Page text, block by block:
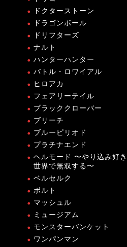
ドクターストーン
ドラゴンボール
ドリフターズ
ナルト
ハンターハンター
バトル・ロワイアル
ヒロアカ
フェアリーテイル
ブラッククローバー
ブリーチ
ブルーピリオド
プラチナエンド
ヘルモード 〜やり込み好
世界で無双する〜
ベルセルク
ボルト
マッシュル
ミュージアム
モンスターバンケット
ワンパンマン